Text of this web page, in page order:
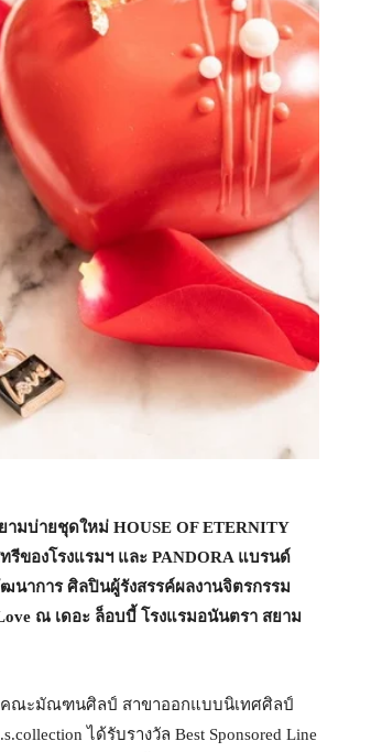
ามบ่ายชุดใหม่ HOUSE OF ETERNITY
รีของโรงแรมฯ และ PANDORA แบรนด์
นาการ ศิลปินผู้รังสรรค์ผลงานจิตรกรรม
ณ เดอะ ล็อบบี้ โรงแรมอนันตรา สยาม
ณะมัณฑนศิลป์ สาขาออกแบบนิเทศศิลป์
ได้รับรางวัล Best Sponsored Line